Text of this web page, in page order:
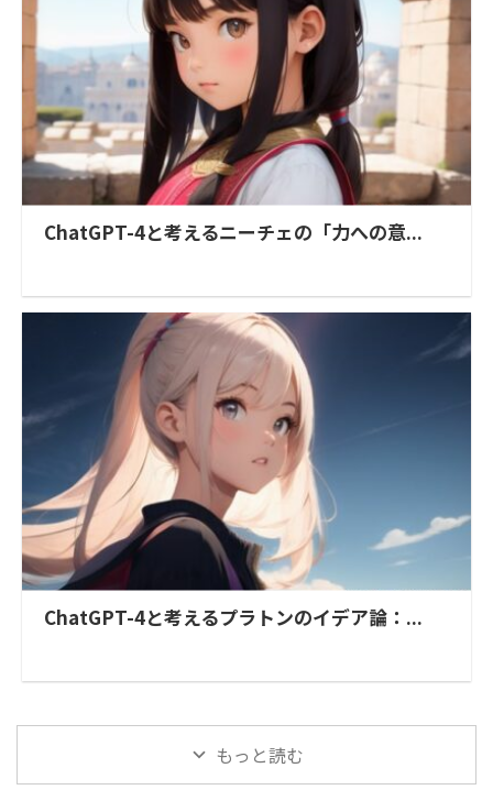
ChatGPT-4と考えるニーチェの「力への意...
ChatGPT-4と考えるプラトンのイデア論：...
もっと読む